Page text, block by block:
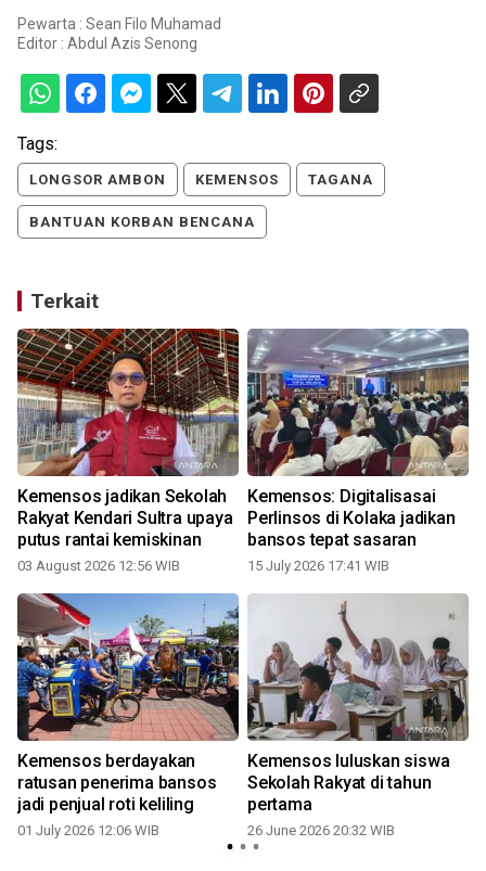
Pewarta : Sean Filo Muhamad
Editor : Abdul Azis Senong
Tags:
LONGSOR AMBON KEMENSOS TAGANA
BANTUAN KORBAN BENCANA
Terkait
Kemensos jadikan Sekolah
Rakyat Kendari Sultra upaya
putus rantai kemiskinan
03 August 2026 12:56 WIB
Kemensos: Digitalisasai
Perlinsos di Kolaka jadikan
bansos tepat sasaran
15 July 2026 17:41 WIB
Kemensos berdayakan
ratusan penerima bansos
jadi penjual roti keliling
01 July 2026 12:06 WIB
Kemensos luluskan siswa
Sekolah Rakyat di tahun
pertama
26 June 2026 20:32 WIB